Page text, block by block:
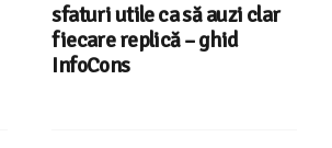
sfaturi utile ca să auzi clar
fiecare replică – ghid
InfoCons